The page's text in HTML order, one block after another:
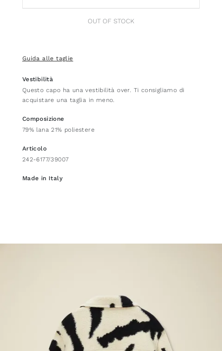
OUT OF STOCK
Guida alle taglie
Vestibilità
Questo capo ha una vestibilità over. Ti consigliamo di
acquistare una taglia in meno.
Composizione
79% lana 21% poliestere
Articolo
242-6177/39007
Made in Italy